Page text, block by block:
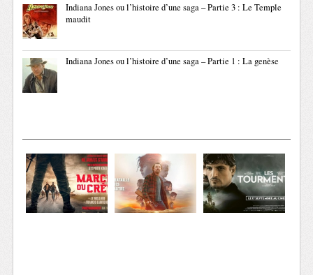
Indiana Jones ou l’histoire d’une saga – Partie 3 : Le Temple
maudit
Indiana Jones ou l’histoire d’une saga – Partie 1 : La genèse